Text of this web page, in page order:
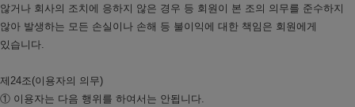
않거나 회사의 조치에 응하지 않은 경우 등 회원이 본 조의 의무를 준수하지
않아 발생하는 모든 손실이나 손해 등 불이익에 대한 책임은 회원에게
있습니다.
제24조(이용자의 의무)
① 이용자는 다음 행위를 하여서는 안됩니다.